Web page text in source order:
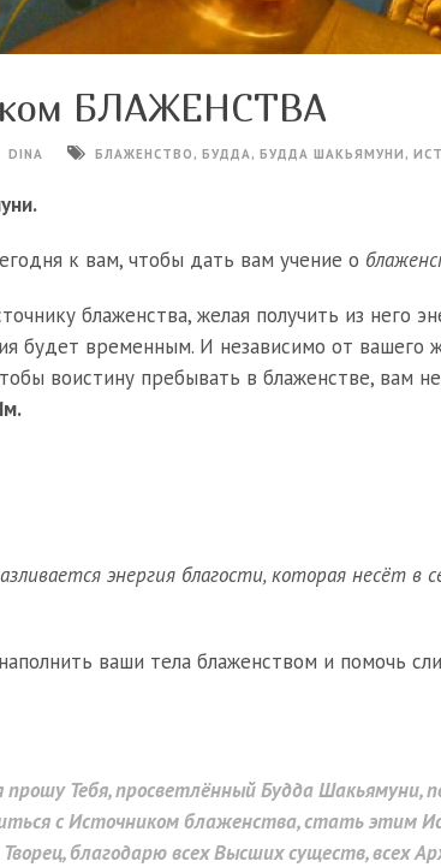
БЛАЖЕНСТВА
DINA БЛАЖЕНСТВО , БУДДА, БУДДА ШАКЬЯМУНИ ,
к вам, чтобы дать вам учение о
блаженства, желая получить из него
будет временным. И независимо от вашего
воистину пребывать в блаженстве, вам
энергия благости, которая несёт в
ваши тела блаженством и помочь
Тебя, просветлённый Будда Шакьямуни,
сИсточником блаженства, стать этим
благодарю всех Высших существ, всех